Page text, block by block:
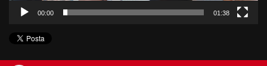
00:00 01:38